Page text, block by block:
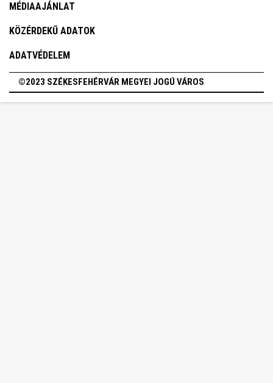
MÉDIAAJÁNLAT
KÖZÉRDEKŰ ADATOK
ADATVÉDELEM
©2023 SZÉKESFEHÉRVÁR MEGYEI JOGÚ VÁROS